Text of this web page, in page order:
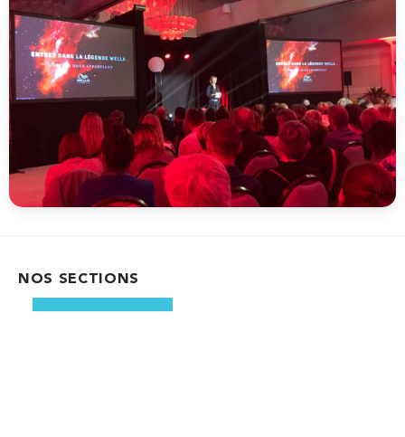
NOS SECTIONS